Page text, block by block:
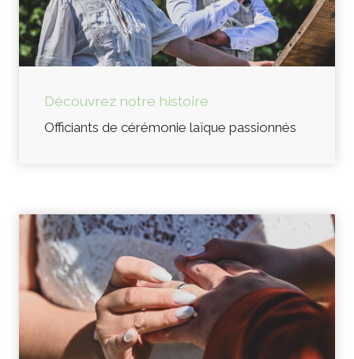
Découvrez notre histoire
Officiants de cérémonie laïque passionnés